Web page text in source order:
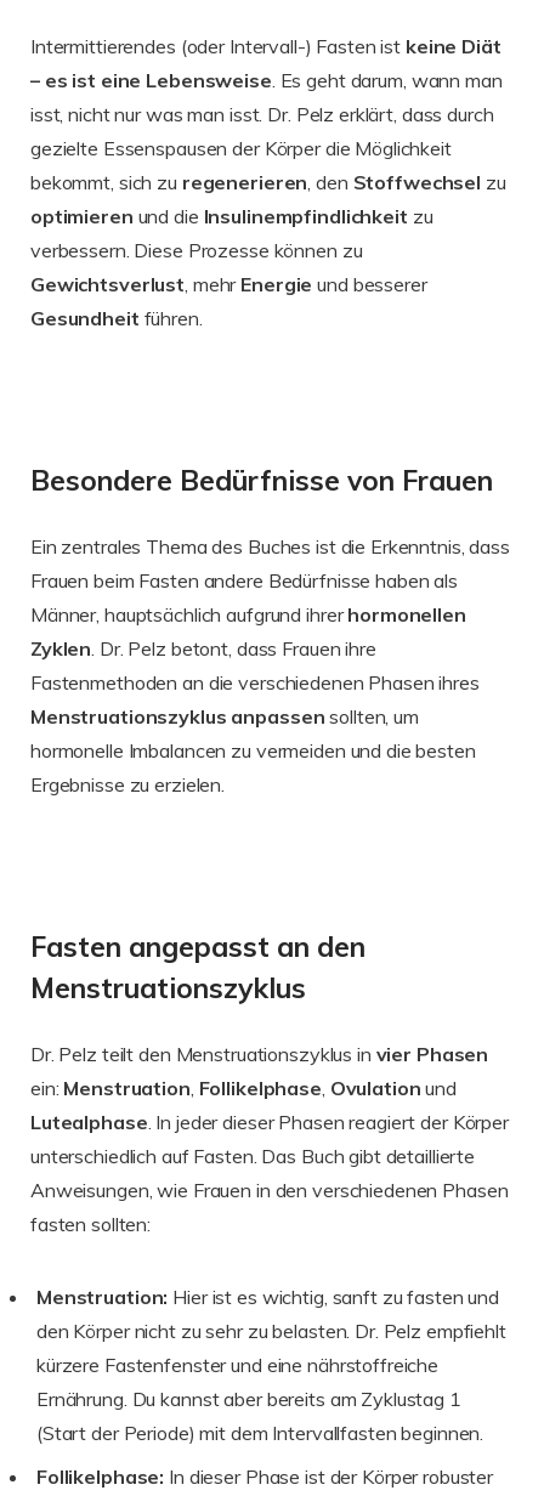
Intermittierendes (oder Intervall-) Fasten ist keine Diät
– es ist eine Lebensweise. Es geht darum, wann man
isst, nicht nur was man isst. Dr. Pelz erklärt, dass durch
gezielte Essenspausen der Körper die Möglichkeit
bekommt, sich zu regenerieren, den Stoffwechsel zu
optimieren und die Insulinempfindlichkeit zu
verbessern. Diese Prozesse können zu
Gewichtsverlust, mehr Energie und besserer
Gesundheit führen.
Besondere Bedürfnisse von Frauen
Ein zentrales Thema des Buches ist die Erkenntnis, dass
Frauen beim Fasten andere Bedürfnisse haben als
Männer, hauptsächlich aufgrund ihrerhormonellen
Zyklen. Dr. Pelz betont, dass Frauen ihre
Fastenmethoden an die verschiedenen Phasen ihres
Menstruationszyklus anpassen sollten, um
hormonelle Imbalancen zu vermeiden und die besten
Ergebnisse zu erzielen.
Fasten angepasst an den
Menstruationszyklus
Dr. Pelz teilt den Menstruationszyklus in vier Phasen
ein: Menstruation Follikelphase Ovulation und
Lutealphase . In jeder dieser Phasen reagiert der Körper
unterschiedlich auf Fasten. Das Buch gibt detaillierte
Anweisungen, wie Frauen in den verschiedenen Phasen
fasten sollten:
Menstruation: Hier ist es wichtig, sanft zu fasten und
den Körper nicht zu sehr zu belasten. Dr. Pelz empfiehlt
kürzere Fastenfenster und eine nährstoffreiche
Ernährung. Du kannst aber bereits am Zyklustag 1
(Start der Periode) mit dem Intervallfasten beginnen.
Follikelphase: In dieser Phase ist der Körper robuster